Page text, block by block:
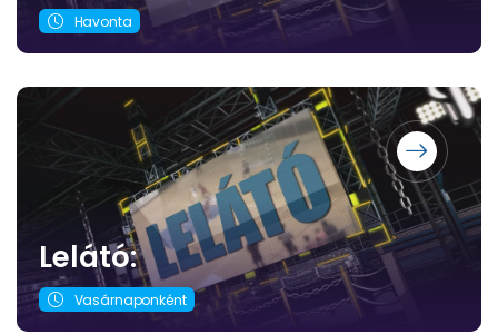
Havonta
Lelátó:
Vasárnaponként